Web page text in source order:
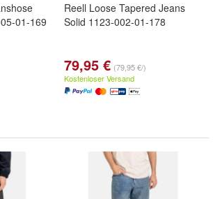
01-169
Reell Loose Tapered Jeans
Solid 1123-002-01-178
79,95 € (79,95 €/)
Kostenloser Versand